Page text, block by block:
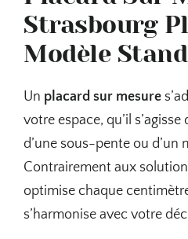
Strasbourg
Modèle
Un placard sur mesure
votre espace, qu’il
d’une sous-pente ou d’un
Contrairement aux
optimise chaque
s’harmonise avec votre